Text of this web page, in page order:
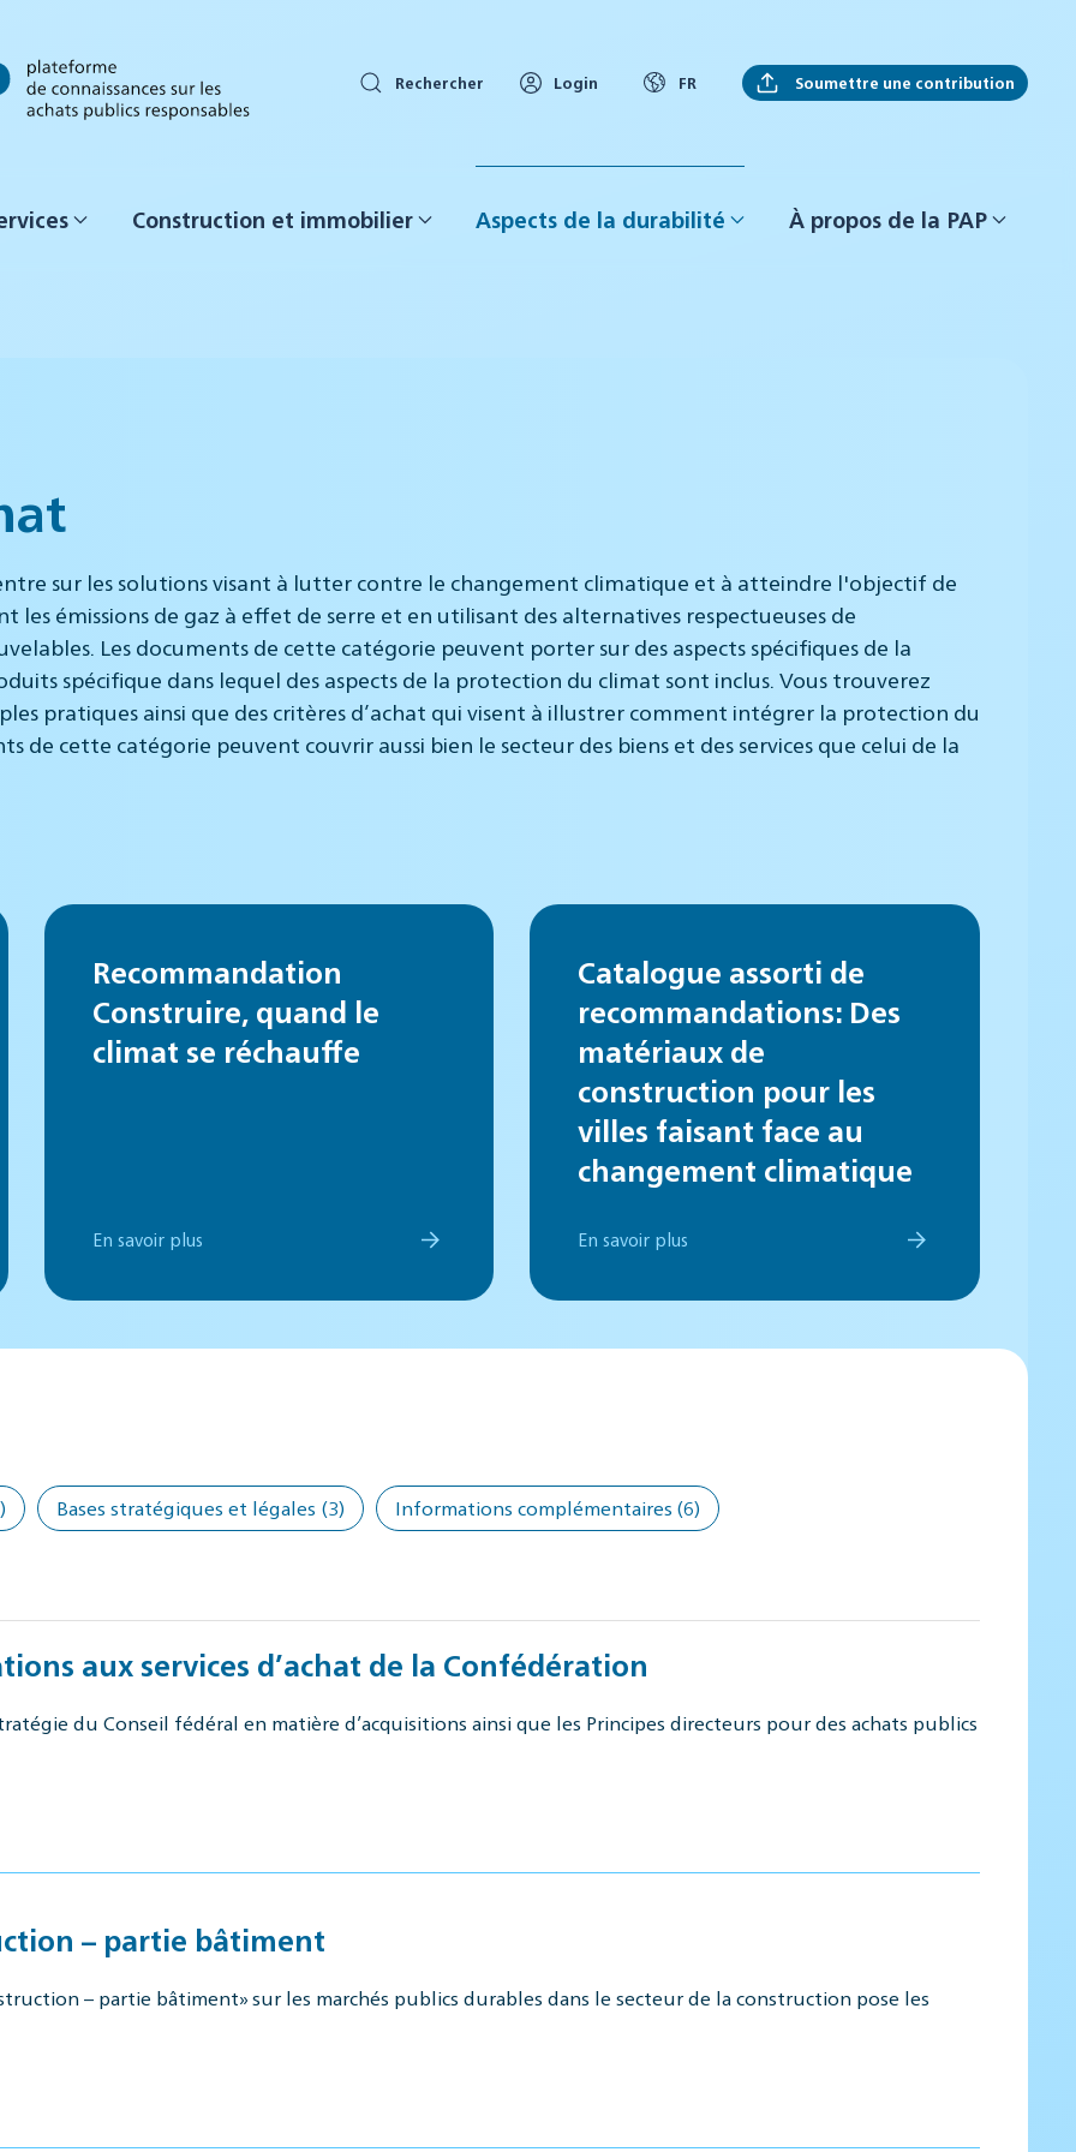
Rechercher Login FR Soumettre une contribution
Construction et immobilier Aspects de la durabilité À propos de la PAP
sur les solutions visant à lutter contre le changement climatique et à atteindre l'objectif de
les émissions de gaz à effet de serre et en utilisant des alternatives respectueuses de
Les documents de cette catégorie peuvent porter sur des aspects spécifiques de la
spécifique dans lequel des aspects de la protection du climat sont inclus. Vous trouverez
pratiques ainsi que des critères d’achat qui visent à illustrer comment intégrer la protection du
de cette catégorie peuvent couvrir aussi bien le secteur des biens et des services que celui de la
Recommandation
Construire, quand le
climat se réchauffe
En savoir plus
Catalogue assorti de
recommandations: Des
matériaux de
construction pour les
villes faisant face au
changement climatique
En savoir plus
Bases stratégiques et légales (3) Informations complémentaires (6)
aux services d’achat de la Confédération
du Conseil fédéral en matière d’acquisitions ainsi que les Principes directeurs pour des achats publics
– partie bâtiment
– partie bâtiment» sur les marchés publics durables dans le secteur de la construction pose les